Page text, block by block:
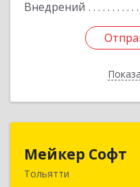
Внедрений
Мейкер Софт
Тольятти
445031, Самарская